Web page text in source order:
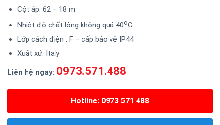
Cột áp: 62 – 18 m
Nhiệt độ chất lỏng không quá 40oC
Lớp cách điện : F – cấp bảo vệ IP44
Xuất xứ: Italy
Liên hệ ngay: 0973.571.488
Hotline: 0973 571 488